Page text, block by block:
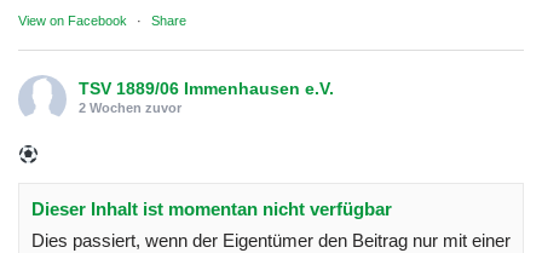
View on Facebook · Share
TSV 1889/06 Immenhausen e.V.
2 Wochen zuvor
Dieser Inhalt ist momentan nicht verfügbar
Dies passiert, wenn der Eigentümer den Beitrag nur mit einer